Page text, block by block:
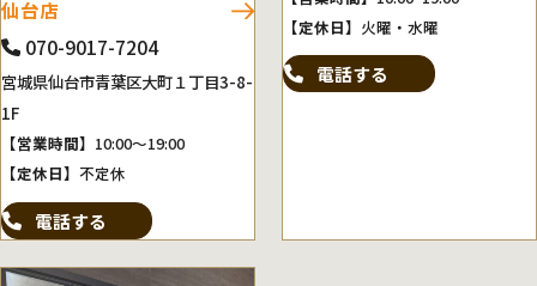
仙台店
070-9017-7204
宮城県仙台市青葉区大町１丁目3-8-
1F
【営業時間】 10:00～19:00
【定休日】 不定休
電話する
【定休日】 火曜・水曜
電話する